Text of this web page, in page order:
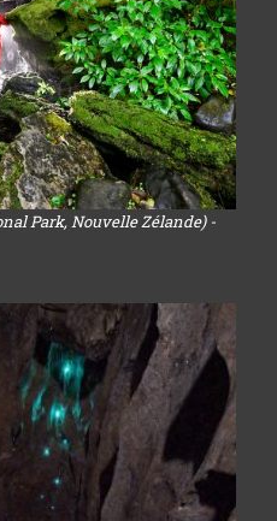
Park, Nouvelle Zélande) -